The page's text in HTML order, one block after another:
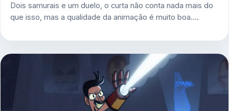
Dois samurais e um duelo, o curta não conta nada mais do
que isso, mas a qualidade da animação é muito boa.…